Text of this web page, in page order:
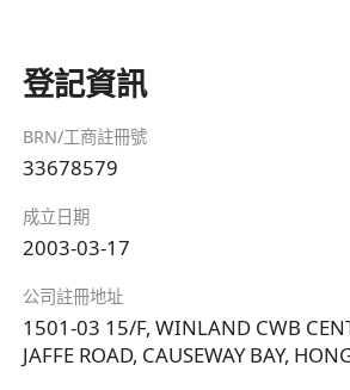
登記資訊
BRN/工商註冊號
33678579
成立日期
2003-03-17
公司註冊地址
1501-03 15/F, WINLAND CWB
JAFFE ROAD, CAUSEWAY BAY,